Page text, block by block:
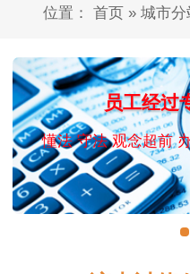
位置： 首页» 城市分
员工经过
懂法 守法 观念超前